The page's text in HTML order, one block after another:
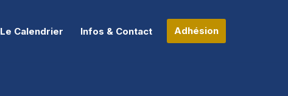
Le Calendrier Infos & Contact Adhésion